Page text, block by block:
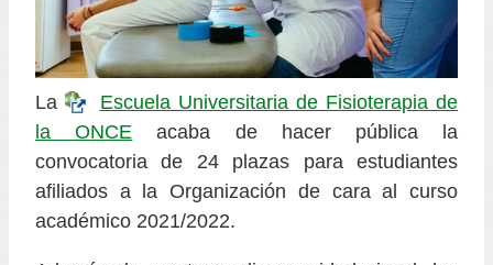
La
Escuela Universitaria de Fisioterapia de
la ONCE acaba de hacer pública la
convocatoria de 24 plazas para estudiantes
afiliados a la Organización de cara al curso
académico 2021/2022.